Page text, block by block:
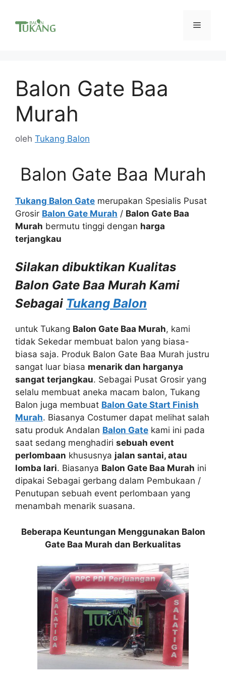
Menu
Balon Gate Baa
Murah
oleh Tukang Balon
Balon Gate Baa Murah
Tukang Balon Gate merupakan Spesialis Pusat
Grosir Balon Gate Murah / Balon Gate Baa
Murah bermutu tinggi dengan harga
terjangkau
Silakan dibuktikan Kualitas
Balon Gate Baa Murah Kami
Sebagai Tukang Balon
untuk Tukang Balon Gate Baa Murah, kami
tidak Sekedar membuat balon yang biasa-
biasa saja. Produk Balon Gate Baa Murah justru
sangat luar biasa menarik dan harganya
sangat terjangkau. Sebagai Pusat Grosir yang
selalu membuat aneka macam balon, Tukang
Balon juga membuat Balon Gate Start Finish
Murah. Biasanya Costumer dapat melihat salah
satu produk Andalan Balon Gate kami ini pada
saat sedang menghadiri sebuah event
perlombaan khususnya jalan santai, atau
lomba lari. Biasanya Balon Gate Baa Murah ini
dipakai Sebagai gerbang dalam Pembukaan /
Penutupan sebuah event perlombaan yang
menambah menarik suasana.
Beberapa Keuntungan Menggunakan Balon
Gate Baa Murah dan Berkualitas